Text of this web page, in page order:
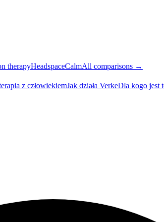
therapyHeadspaceCalmAll comparisons →
z człowiekiemJak działa VerkeDla kogo jest